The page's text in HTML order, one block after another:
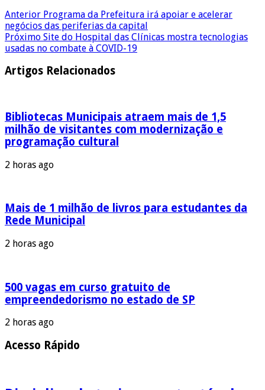
Anterior Programa da Prefeitura irá apoiar e acelerar
negócios das periferias da capital
Próximo Site do Hospital das Clínicas mostra tecnologias
usadas no combate à COVID-19
Artigos Relacionados
Bibliotecas Municipais atraem mais de 1,5
milhão de visitantes com modernização e
programação cultural
2 horas ago
Mais de 1 milhão de livros para estudantes da
Rede Municipal
2 horas ago
500 vagas em curso gratuito de
empreendedorismo no estado de SP
2 horas ago
Acesso Rápido